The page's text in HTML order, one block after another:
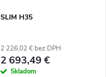
SLIM H35
2 226,02 € bez DPH
2 693,49 €
Skladom